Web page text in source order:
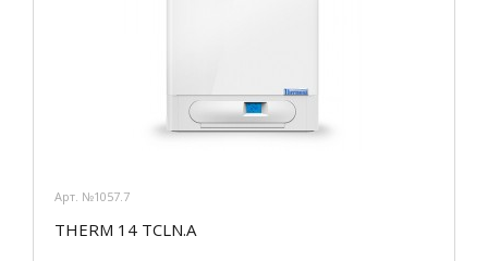
Арт. №1057.7
THERM 14 TCLN.А